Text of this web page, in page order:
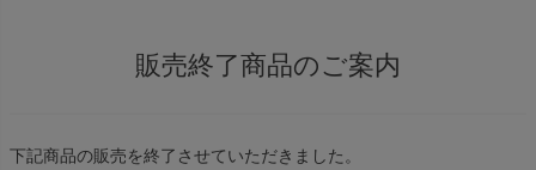
販売終了商品のご案内
下記商品の販売を終了させていただきました。